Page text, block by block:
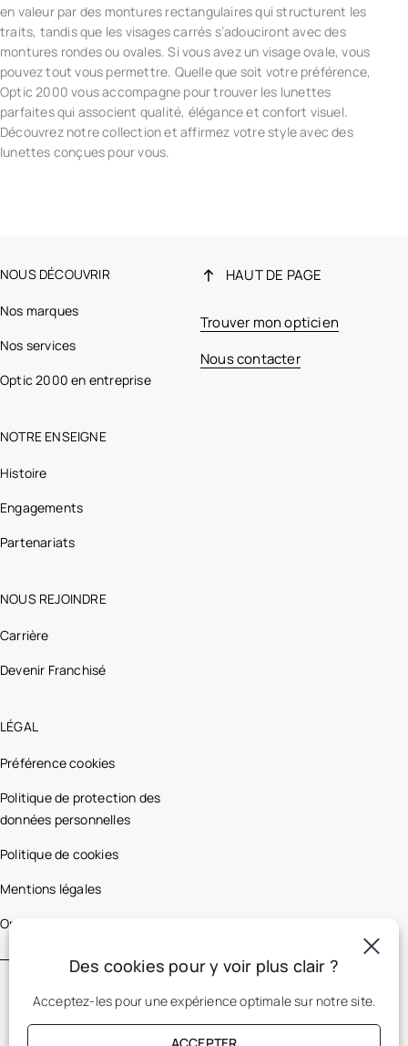
en valeur par des montures rectangulaires qui structurent les
traits, tandis que les visages carrés s’adouciront avec des
montures rondes ou ovales. Si vous avez un visage ovale, vous
pouvez tout vous permettre. Quelle que soit votre préférence,
Optic 2000 vous accompagne pour trouver les lunettes
parfaites qui associent qualité, élégance et confort visuel.
Découvrez notre collection et affirmez votre style avec des
lunettes conçues pour vous.
NOUS DÉCOUVRIR
Nos marques
Nos services
Optic 2000 en entreprise
NOTRE ENSEIGNE
Histoire
Engagements
Partenariats
NOUS REJOINDRE
Carrière
Devenir Franchisé
LÉGAL
Préférence cookies
Politique de protection des
données personnelles
Politique de cookies
Mentions légales
Optic 2000 France
HAUT DE PAGE
Trouver mon opticien
Nous contacter
Des cookies pour y voir plus clair ?
Acceptez-les pour une expérience optimale sur notre site.